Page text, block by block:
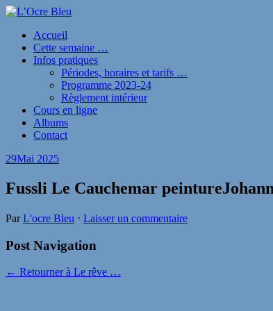
Accueil
Cette semaine …
Infos pratiques
Périodes, horaires et tarifs …
Programme 2023-24
Règlement intérieur
Cours en ligne
Albums
Contact
29Mai 2025
Fussli Le Cauchemar
ParL'ocre Bleu ⋅ Laisser un commentaire
Post Navigation
← Retourner à Le rêve …